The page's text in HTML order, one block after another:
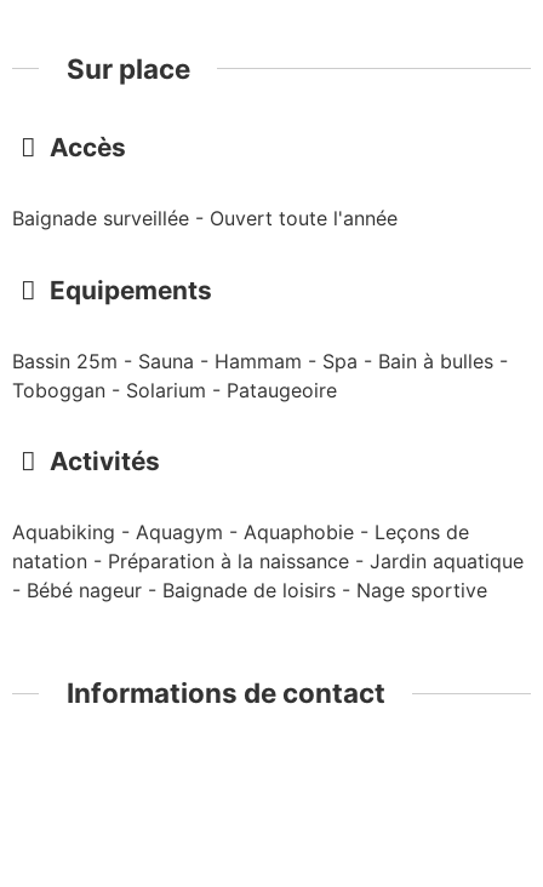
Sur place
Accès
Baignade surveillée - Ouvert toute l'année
Equipements
Bassin 25m - Sauna - Hammam - Spa - Bain à bulles -
Toboggan - Solarium - Pataugeoire
Activités
Aquabiking - Aquagym - Aquaphobie - Leçons de
natation - Préparation à la naissance - Jardin aquatique
- Bébé nageur - Baignade de loisirs - Nage sportive
Informations de contact